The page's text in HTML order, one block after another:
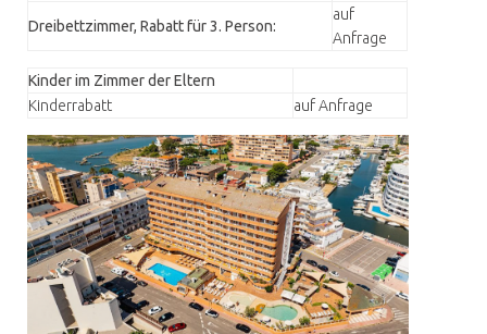
Dreibettzimmer, Rabatt für 3. Person:
auf
Anfrage
Kinder im Zimmer der Eltern
Kinderrabatt
auf Anfrage